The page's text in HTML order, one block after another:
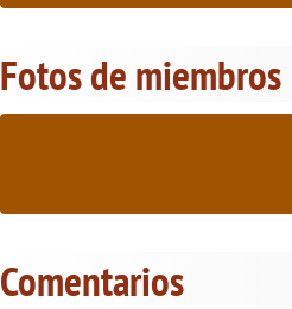
Fotos de miembros
Comentarios